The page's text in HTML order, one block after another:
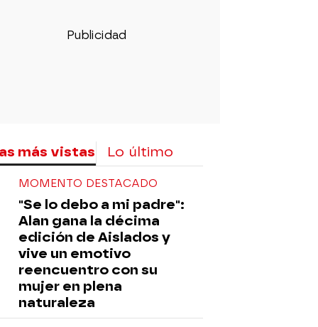
más vistas Lo último
MOMENTO DESTACADO
"Se lo debo a mi padre":
Alan gana la décima
edición de Aislados y
vive un emotivo
reencuentro con su
mujer en plena
naturaleza